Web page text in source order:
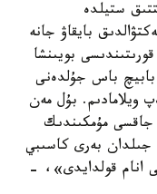
ستيلدە
بايقاۋ جانە
بويىنشا
بابيچ باس جۇلدەنى
ويلامادىم. بۇل مەن
جاقسى مۇمكىندىك
جىلدان بەرى كاسىبي
انام قولدايدى»، -